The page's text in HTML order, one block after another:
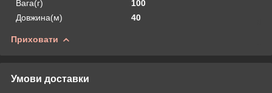
Вага(г)
100
Довжина(м)
40
Приховати
Умови доставки